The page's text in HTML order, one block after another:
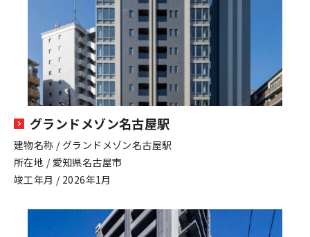
グランドメゾン名古屋駅
建物名称 / グランドメゾン名古屋駅
所在地 / 愛知県名古屋市
竣工年月 / 2026年1月